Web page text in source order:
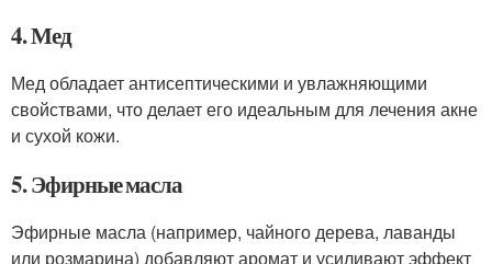
4. Мед
Мед обладает антисептическими и увлажняющими
свойствами, что делает его идеальным для лечения акне
и сухой кожи.
5. Эфирные масла
Эфирные масла (например, чайного дерева, лаванды
или розмарина) добавляют аромат и усиливают эффект